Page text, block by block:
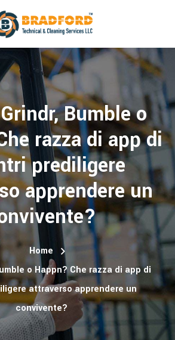
Bumble o
razza di app di
prediligere
apprendere un
Home
o Happn? Che razza di app di
attraverso apprendere un
convivente?